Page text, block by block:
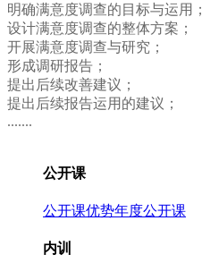
明确满意度调查的目标与运用；
设计满意度调查的整体方案；
开展满意度调查与研究；
形成调研报告；
提出后续改善建议；
提出后续报告运用的建议；
.......
公开课
公开课优势年度公开课
内训